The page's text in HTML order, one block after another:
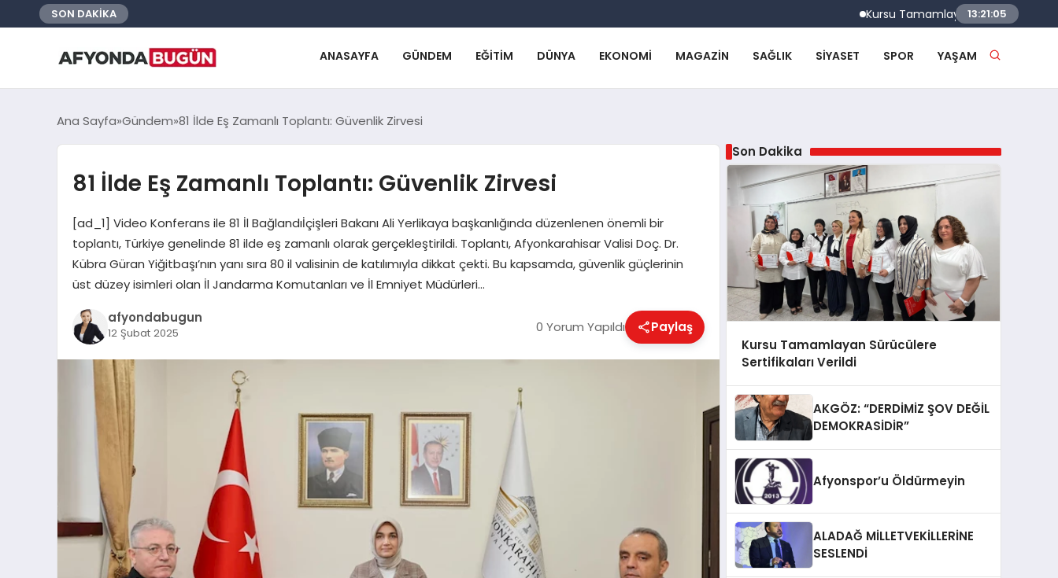
SON DAKİKA Kursu Tamamlayan Sürücülere
13:21:05
ANASAYFA GÜNDEM EĞITIM DÜNYA EKONOMI MAGAZIN SAĞLIK SIYASET SPOR YAŞAM
Ana Sayfa Gündem 81 İlde Eş Zamanlı Toplantı: Güvenlik Zirvesi
81 İlde Eş Zamanlı Toplantı: Güvenlik Zirvesi
[ad_1] Video Konferans ile 81 İl Bağlandıİçişleri Bakanı Ali Yerlikaya başkanlığında düzenlenen önemli bir
toplantı, Türkiye genelinde 81 ilde eş zamanlı olarak gerçekleştirildi. Toplantı, Afyonkarahisar Valisi Doç. Dr.
Kübra Güran Yiğitbaşı’nın yanı sıra 80 il valisinin de katılımıyla dikkat çekti. Bu kapsamda, güvenlik güçlerinin
üst düzey isimleri olan İl Jandarma Komutanları ve İl Emniyet Müdürleri…
afyondabugun
12 Şubat 2025 0 Yorum Yapıldı Paylaş
Son Dakika
Kursu Tamamlayan Sürücülere
Sertifikaları Verildi
AKGÖZ: “DERDİMİZ ŞOV DEĞİL
DEMOKRASİDİR”
Afyonspor’u Öldürmeyin
ALADAĞ MİLLETVEKİLLERİNE
SESLENDİ